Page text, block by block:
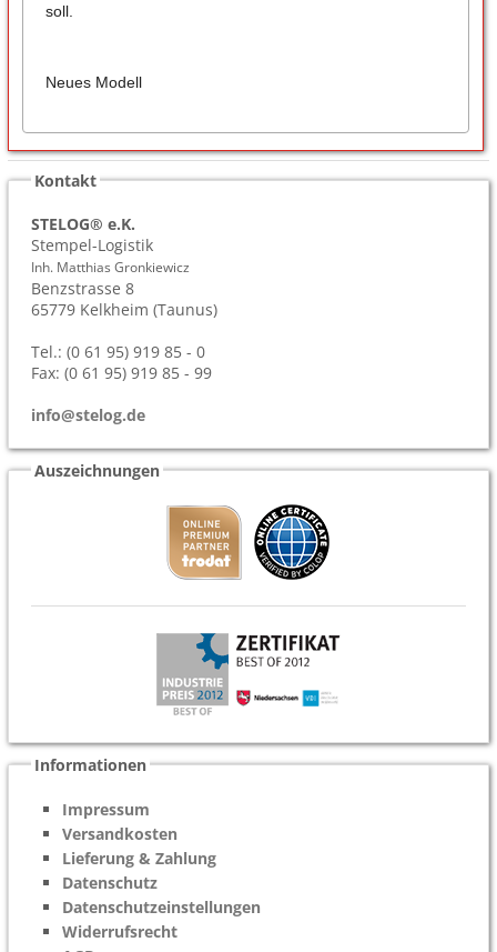
soll.
Neues Modell
Kontakt
STELOG® e.K.
Stempel-Logistik
Inh. Matthias Gronkiewicz
Benzstrasse 8
65779 Kelkheim (Taunus)
Tel.: (0 61 95) 919 85 - 0
Fax: (0 61 95) 919 85 - 99
info@stelog.de
Auszeichnungen
Informationen
Impressum
Versandkosten
Lieferung & Zahlung
Datenschutz
Datenschutzeinstellungen
Widerrufsrecht